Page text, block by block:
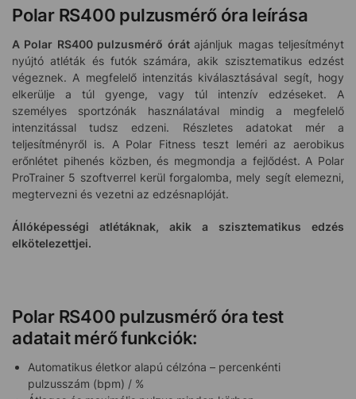
Polar RS400 pulzusmérő óra leírása
A Polar RS400 pulzusmérő órát ajánljuk magas teljesítményt
nyújtó atléták és futók számára, akik szisztematikus edzést
végeznek. A megfelelő intenzitás kiválasztásával segít, hogy
elkerülje a túl gyenge, vagy túl intenzív edzéseket. A
személyes sportzónák használatával mindig a megfelelő
intenzitással tudsz edzeni. Részletes adatokat mér a
teljesítményről is. A Polar Fitness teszt leméri az aerobikus
erőnlétet pihenés közben, és megmondja a fejlődést. A Polar
ProTrainer 5 szoftverrel kerül forgalomba, mely segít elemezni,
megtervezni és vezetni az edzésnaplóját.
Állóképességi atlétáknak, akik a szisztematikus edzés
elkötelezettjei.
Polar RS400 pulzusmérő óra test
adatait mérő funkciók:
Automatikus életkor alapú célzóna – percenkénti
pulzusszám (bpm) / %